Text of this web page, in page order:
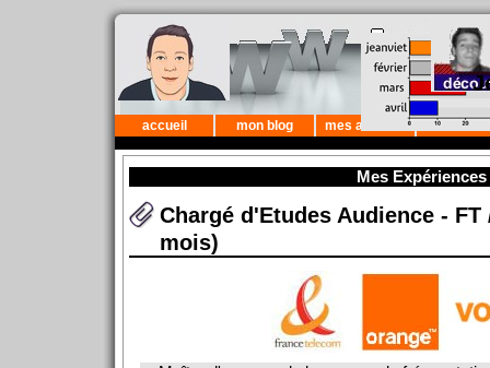
accueil mon blog mes astuces mes
Mes Expériences
Chargé d'Etudes Audience -
mois)